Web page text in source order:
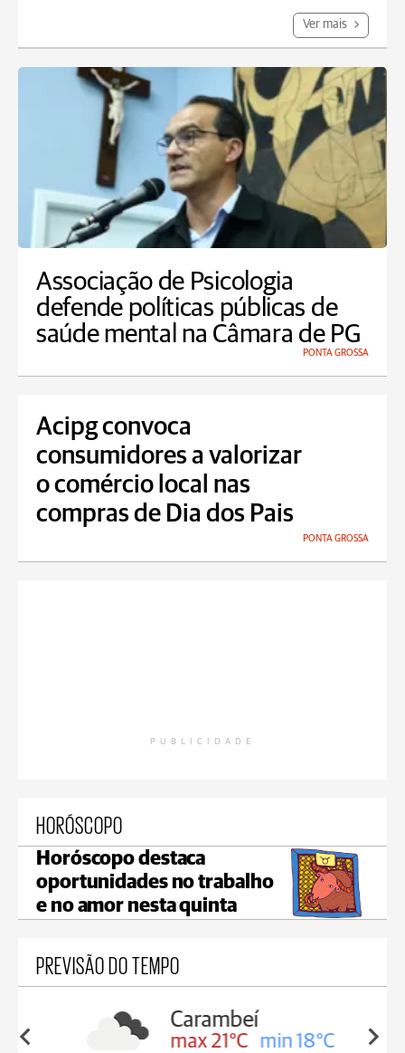
Ver mais
Associação de Psicologia
defende políticas públicas de
saúde mental na Câmara de PG
PONTA GROSSA
Acipg convoca
consumidores a valorizar
o comércio local nas
compras de Dia dos Pais
PONTA GROSSA
PUBLICIDADE
HORÓSCOPO
Horóscopo destaca
oportunidades no trabalho
e no amor nesta quinta
PREVISÃO DO TEMPO
19°C
Carambeí
max 21°C min 18°C